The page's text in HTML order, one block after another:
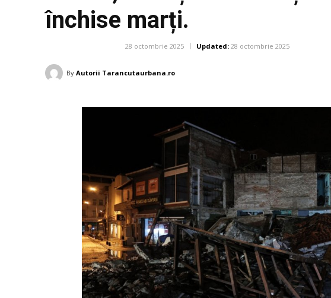
închise marți.
28 octombrie 2025 Updated: 28 octombrie 2025
By Autorii Tarancutaurbana.ro